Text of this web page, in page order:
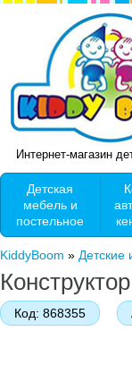
Интернет-магазин
Детская
мебель и
постельное
KiddyBoom » Детские
Код: 868355